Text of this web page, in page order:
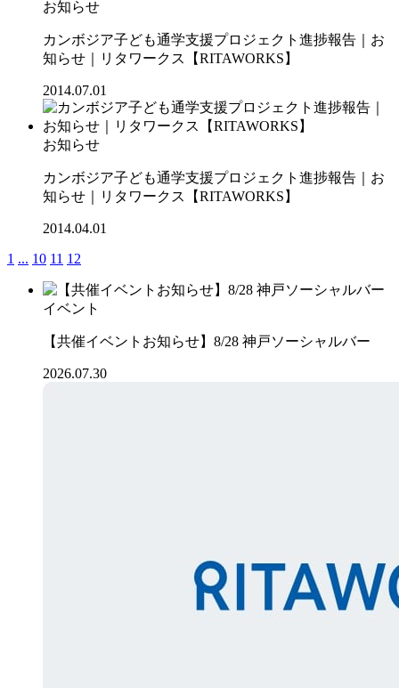
お知らせ
カンボジア子ども通学支援プロジェクト進捗報告｜お
知らせ｜リタワークス【RITAWORKS】
2014.07.01
お知らせ
カンボジア子ども通学支援プロジェクト進捗報告｜お
知らせ｜リタワークス【RITAWORKS】
2014.04.01
1 ... 10 11 12
イベント
【共催イベントお知らせ】8/28 神戸ソーシャルバー
2026.07.30